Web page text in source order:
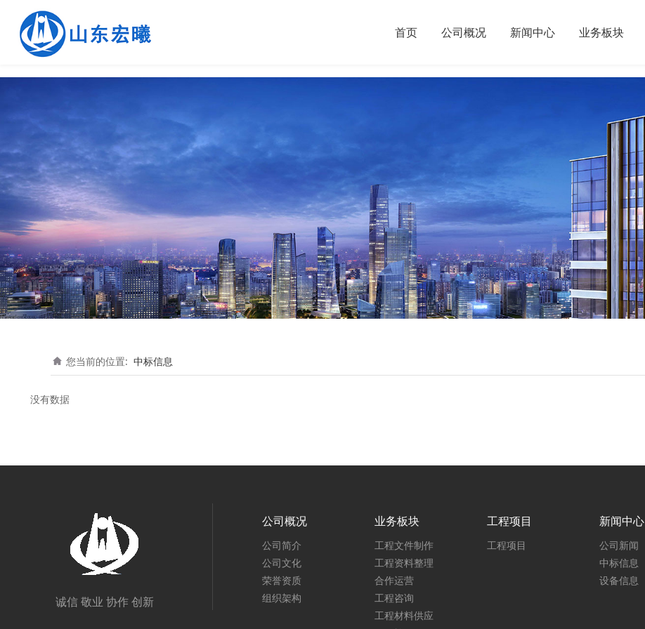
首页 公司概况 新闻中心 业务板块
您当前的位置: 中标信息
没有数据
诚信 敬业 协作 创新
公司概况
公司简介
公司文化
荣誉资质
组织架构
业务板块
工程文件制作
工程资料整理
合作运营
工程咨询
工程材料供应
工程项目
工程项目
新闻中心
公司新闻
中标信息
设备信息